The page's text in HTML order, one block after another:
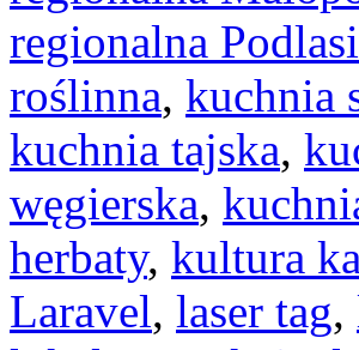
regionalna
roślinna, kuchnia
kuchnia tajska,
węgierska,
herbaty, kultura
Laravel, laser tag,